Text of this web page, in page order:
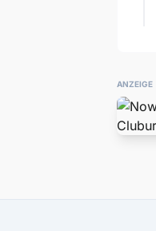
ANZEIGE